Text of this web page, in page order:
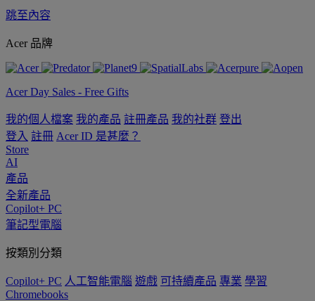
跳至內容
Acer 品牌
Acer Day Sales - Free Gifts
我的個人檔案 我的產品 註冊產品 我的社群 登出
登入 註冊 Acer ID 是甚麼？
Store
AI
產品
全新產品
Copilot+ PC
筆記型電腦
按類別分類
Copilot+ PC 人工智能電腦 遊戲 可持續產品 專業 學習
Chromebooks